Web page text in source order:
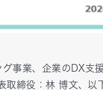
グ事業、企業のDX支
取締役：林 博文、以